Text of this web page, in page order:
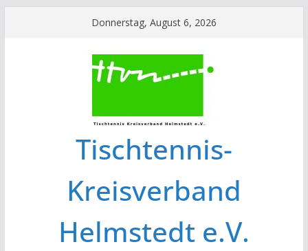
Donnerstag, August 6, 2026
Tischtennis-
Kreisverband
Helmstedt e.V.